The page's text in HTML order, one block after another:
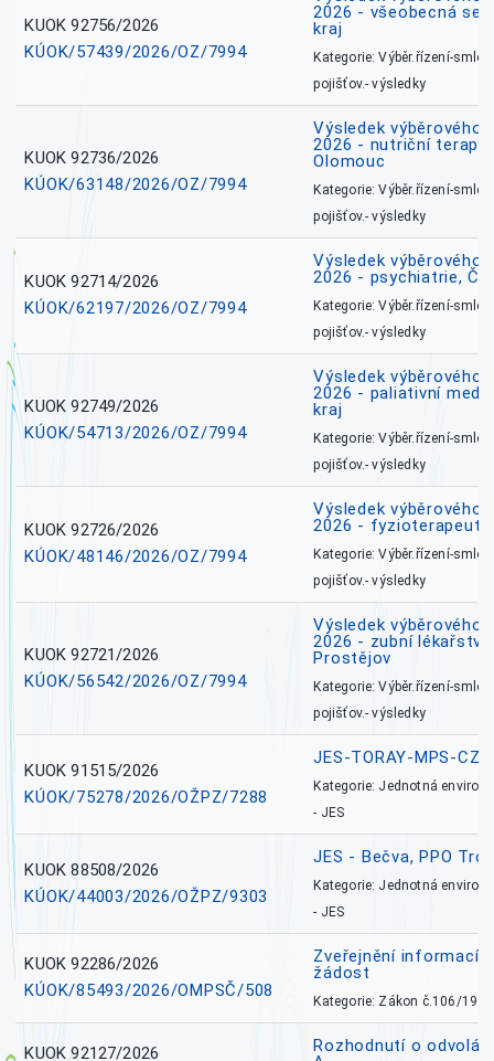
KUOK 92756/2026
KÚOK/57439/2026/OZ/7994
2026 - všeobecná
kraj
Kategorie: Výběr.řízení-
pojišťov.- výsledky
KUOK 92736/2026
KÚOK/63148/2026/OZ/7994
Výsledek výběrového
2026 - nutriční
Olomouc
Kategorie: Výběr.řízení-
pojišťov.- výsledky
KUOK 92714/2026
KÚOK/62197/2026/OZ/7994
Výsledek výběrového
2026 - psychiatrie,
Kategorie: Výběr.řízení-
pojišťov.- výsledky
KUOK 92749/2026
KÚOK/54713/2026/OZ/7994
Výsledek výběrového
2026 - paliativní
kraj
Kategorie: Výběr.řízení-
pojišťov.- výsledky
KUOK 92726/2026
KÚOK/48146/2026/OZ/7994
Výsledek výběrového
2026 - fyzioterapeut,
Kategorie: Výběr.řízení-
pojišťov.- výsledky
KUOK 92721/2026
KÚOK/56542/2026/OZ/7994
Výsledek výběrového
2026 - zubní
Prostějov
Kategorie: Výběr.řízení-
pojišťov.- výsledky
KUOK 91515/2026
KÚOK/75278/2026/OŽPZ/7288
JES-TORAY-MPS-CZ
Kategorie: Jednotná
- JES
KUOK 88508/2026
KÚOK/44003/2026/OŽPZ/9303
JES - Bečva, PPO
Kategorie: Jednotná
- JES
KUOK 92286/2026
KÚOK/85493/2026/OMPSČ/508
Zveřejnění informací
žádost
Kategorie: Zákon č.106/1999
KUOK 92127/2026
Rozhodnutí o